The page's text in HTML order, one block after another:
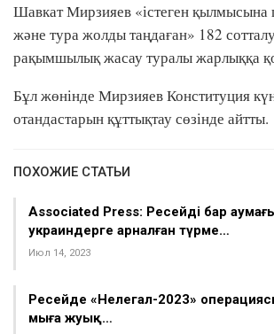
Шавкат Мирзияев «істеген қылмысына
және тура жолды таңдаған» 182
рақымшылық жасау туралы жарлыққа
Бұл жөнінде Мирзияев Конституция
отандастарын құттықтау сөзінде айтты.
ПОХОЖИЕ СТАТЬИ
Associated Press: Ресейдің бар
украиндерге арналған түрме…
Июл 14, 2023
Ресейде «Нелегал-2023»
мыңға жуық…